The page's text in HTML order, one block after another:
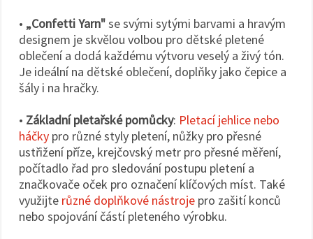
• „Confetti Yarn"se svými sytými barvami a hravým
designem je skvělou volbou pro dětské pletené
oblečení a dodá každému výtvoru veselý a živý tón.
Je ideální na dětské oblečení, doplňky jako čepice a
šály i na hračky.
• Základní pletařské pomůcky: Pletací jehlice nebo
háčky pro různé styly pletení, nůžky pro přesné
ustřižení příze, krejčovský metr pro přesné měření,
počítadlo řad pro sledování postupu pletení a
značkovače oček pro označení klíčových míst. Také
využijte různé doplňkové nástroje pro zašití konců
nebo spojování částí pleteného výrobku.